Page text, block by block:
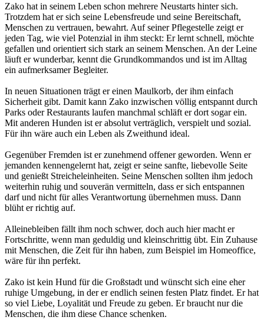
Zako hat in seinem Leben schon mehrere Neustarts hinter sich.
Trotzdem hat er sich seine Lebensfreude und seine Bereitschaft,
Menschen zu vertrauen, bewahrt. Auf seiner Pflegestelle zeigt er
jeden Tag, wie viel Potenzial in ihm steckt: Er lernt schnell, möchte
gefallen und orientiert sich stark an seinem Menschen. An der Leine
läuft er wunderbar, kennt die Grundkommandos und ist im Alltag
ein aufmerksamer Begleiter.
In neuen Situationen trägt er einen Maulkorb, der ihm einfach
Sicherheit gibt. Damit kann Zako inzwischen völlig entspannt durch
Parks oder Restaurants laufen manchmal schläft er dort sogar ein.
Mit anderen Hunden ist er absolut verträglich, verspielt und sozial.
Für ihn wäre auch ein Leben als Zweithund ideal.
Gegenüber Fremden ist er zunehmend offener geworden. Wenn er
jemanden kennengelernt hat, zeigt er seine sanfte, liebevolle Seite
und genießt Streicheleinheiten. Seine Menschen sollten ihm jedoch
weiterhin ruhig und souverän vermitteln, dass er sich entspannen
darf und nicht für alles Verantwortung übernehmen muss. Dann
blüht er richtig auf.
Alleinebleiben fällt ihm noch schwer, doch auch hier macht er
Fortschritte, wenn man geduldig und kleinschrittig übt. Ein Zuhause
mit Menschen, die Zeit für ihn haben, zum Beispiel im Homeoffice,
wäre für ihn perfekt.
Zako ist kein Hund für die Großstadt und wünscht sich eine eher
ruhige Umgebung, in der er endlich seinen festen Platz findet. Er hat
so viel Liebe, Loyalität und Freude zu geben. Er braucht nur die
Menschen, die ihm diese Chance schenken.